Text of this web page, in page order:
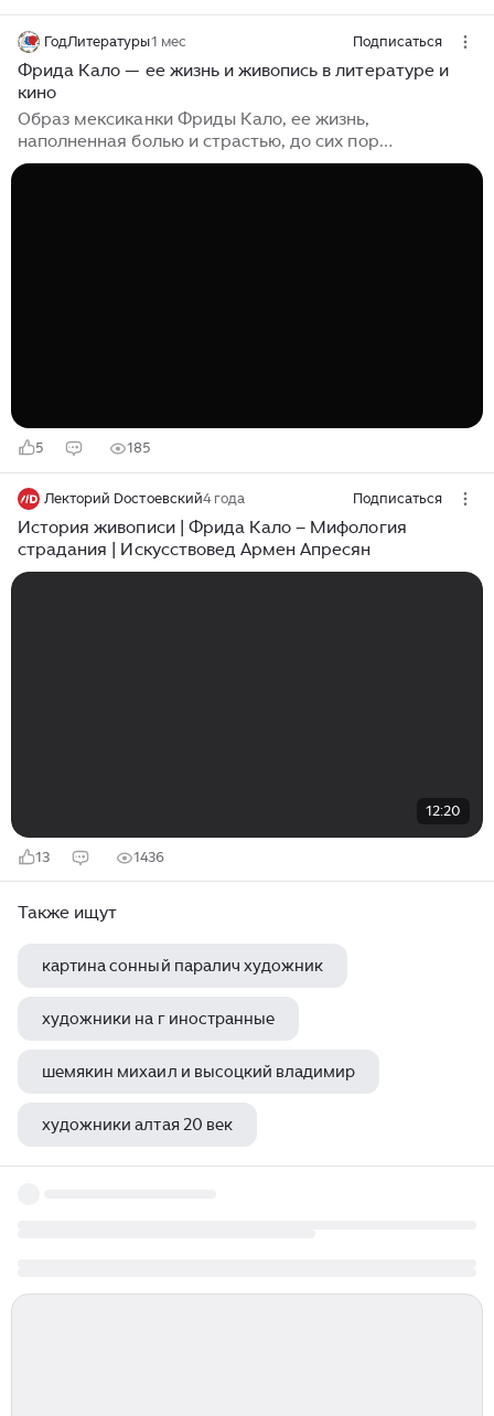
ГодЛитературы1 мес Подписаться
Фрида Кало — ее жизнь и живопись в литературе и
кино
Образ мексиканки Фриды Кало, ее жизнь,
наполненная болью и страстью, до сих пор
вдохновляют режиссеров и писателей, — да и сама
5 185
Лекторий Dостоевский4 года Подписаться
История живописи | Фрида Кало – Мифология
страдания | Искусствовед Армен Апресян
12:20
13 1436
Также ищут
картина сонный паралич художник
художники на г иностранные
шемякин михаил и высоцкий владимир
художники алтая 20 век